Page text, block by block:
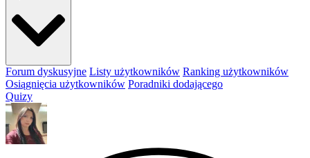
Forum dyskusyjne Listy użytkowników Ranking użytkowników
Osiągnięcia użytkowników Poradniki dodającego
Quizy